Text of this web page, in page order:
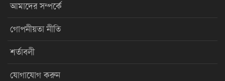
আমাদের সম্পর্কে
গোপনীয়তা নীতি
শর্তাবলী
যোগাযোগ করুন